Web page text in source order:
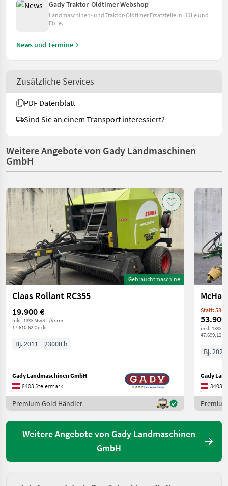
Gady Traktor-Oldtimer Webshop
Landmaschinen- und Traktor-Oldtimer Ersatzteile in Hülle und
Fülle.
News und Termine
Zusätzliche Services
PDF Datenblatt
Sind Sie an einem Transport interessiert?
Weitere Angebote von Gady Landmaschinen
GmbH
Gebrauchtmaschine
Claas Rollant RC355
19.900 €
inkl. 13% MwSt./Verm.
17.610,62 € exkl.
Bj. 2011 23000 h
Gady Landmaschinen GmbH
8403 Steiermark
Premium Gold Händler
Statt:
53.900
inkl. 13%
47.699,12 €
Bj. 2023
Gady
8403
Weitere Angebote von Gady Landmaschinen
GmbH